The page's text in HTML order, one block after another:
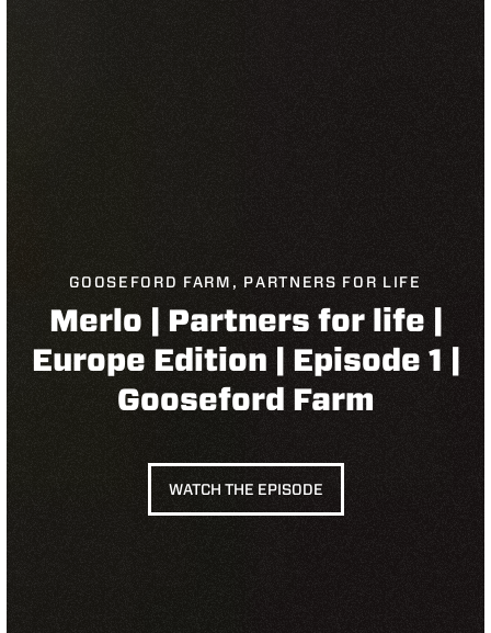
GOOSEFORD FARM, PARTNERS FOR LIFE
Merlo | Partners for life |
Europe Edition | Episode 1 |
Gooseford Farm
WATCH THE EPISODE